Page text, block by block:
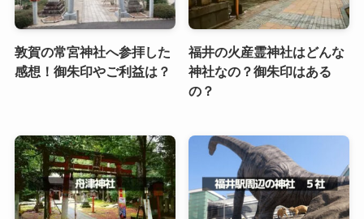
敦賀の常宮神社へ参拝した
感想！御朱印やご利益は？
福井の火産霊神社はどんな
神社なの？御朱印はある
の？